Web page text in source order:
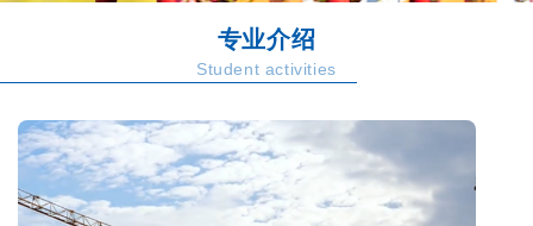
专业介绍
Student activities